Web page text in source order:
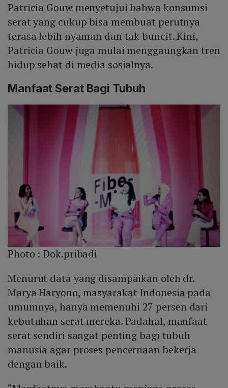
Patricia Gouw menyetujui bahwa konsumsi
serat yang cukup bisa membuat perutnya
terasa lebih nyaman dan tak buncit. Kini,
Patricia Gouw juga mulai menggaungkan tren
hidup sehat di media sosialnya.
Manfaat Serat Bagi Tubuh
Photo :Dok.pribadi
Menurut data yang disampaikan oleh dr.
Marya Haryono, masyarakat Indonesia pada
umumnya, hanya memenuhi 27 persen dari
kebutuhan serat mereka. Padahal, manfaat
serat sendiri sangat penting bagi tubuh
manusia agar proses pencernaan bekerja
dengan baik.